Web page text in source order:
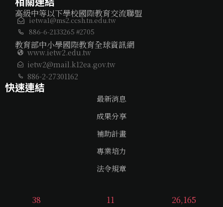
高級中等以下學校國際教育交流聯盟
ietwa1@ms2.ccsh.tn.edu.tw
886-6-2133265 #2705
教育部中小學國際教育全球資訊網
www.ietw2.edu.tw
ietw2@mail.k12ea.gov.tw
886-2-27301162
快速連結
最新消息
成果分享
補助計畫
專業培力
法令規章
38
11
26,165